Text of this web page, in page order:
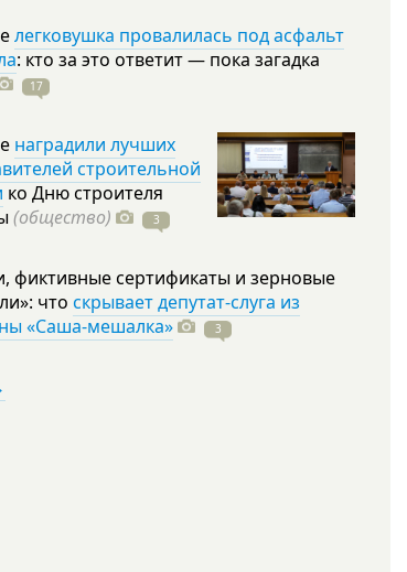
легковушка провалилась под асфальт
: кто за это ответит — пока загадка
17
наградили лучших
строительной
ко Дню строителя
(общество) 3
фиктивные сертификаты и зерновые
что скрывает депутат-слуга из
«Саша-мешалка»
3